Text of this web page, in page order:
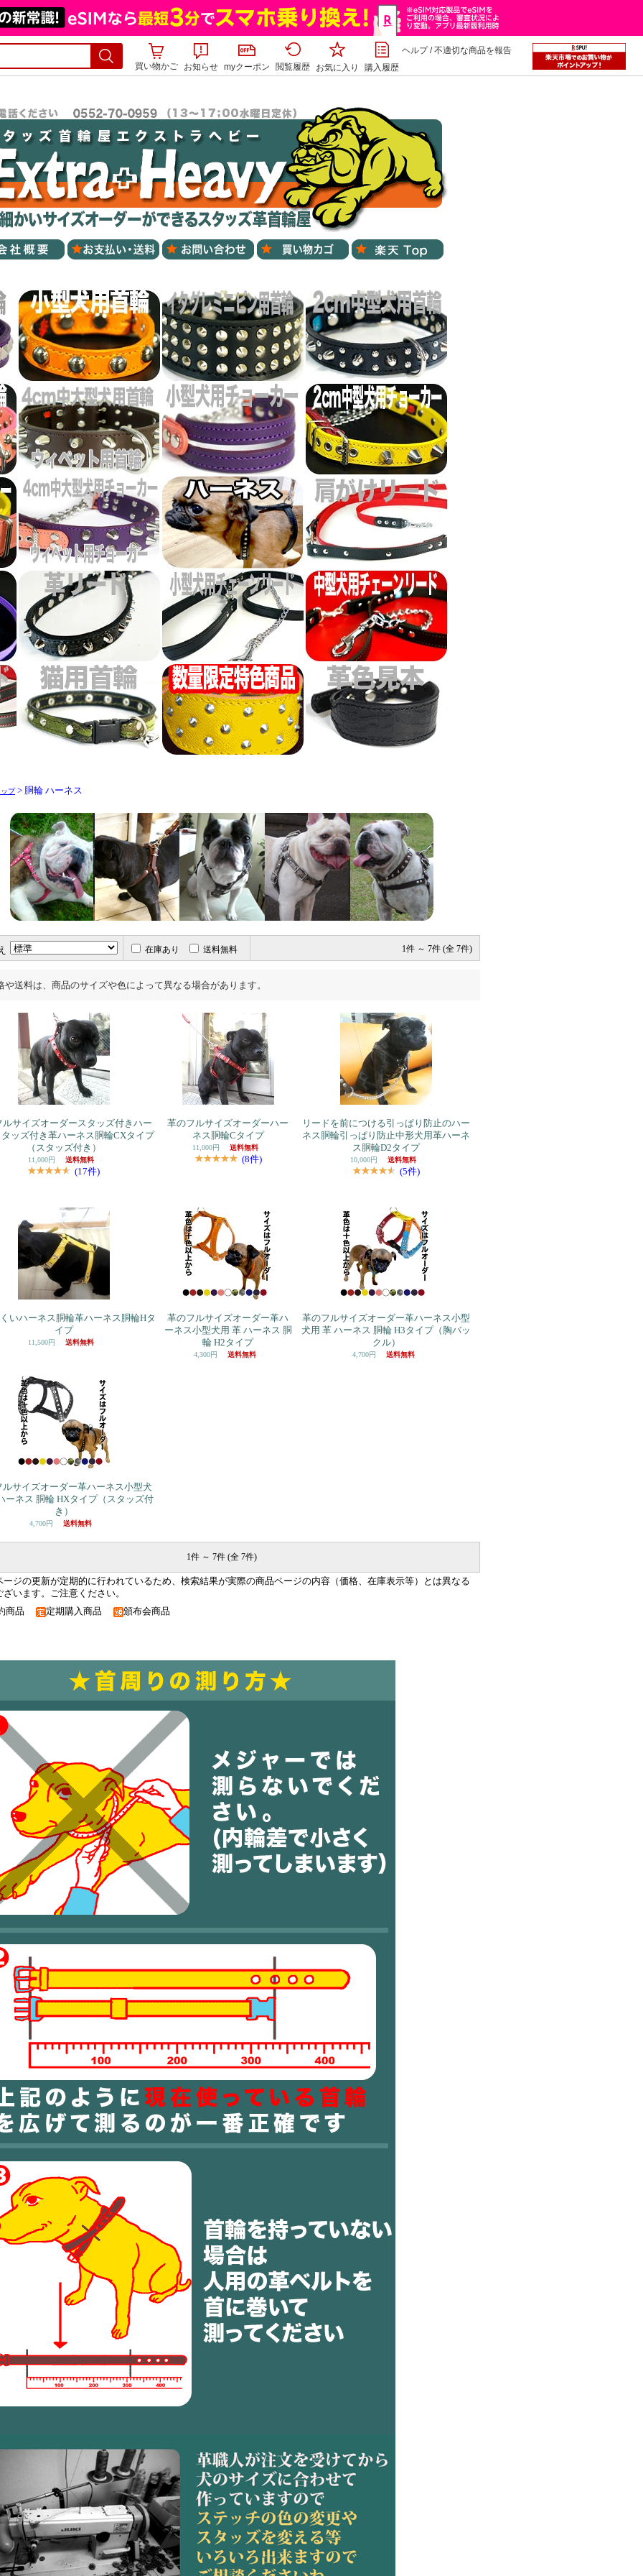
買い物かご お知らせ myクーポン 閲覧履歴 お気に入り 購入履歴
ヘルプ/不適切な商品を報告
プ> 胴輪 ハーネス
在庫あり 送料無料 1件 ～ 7件 (全 7件)
や送料は、商品のサイズや色によって異なる場合があります。
ルサイズオーダースタッズ付きハー
ッズ付き革ハーネス胴輪CXタイプ
（スタッズ付き）
11,000円 送料無料
(17件)
革のフルサイズオーダーハー
ネス胴輪Cタイプ
11,000円 送料無料
(8件)
リードを前につける引っぱり防止のハー
ネス胴輪引っぱり防止中形犬用革ハーネ
ス胴輪D2タイプ
10,000円 送料無料
(5件)
いハーネス胴輪革ハーネス胴輪Hタ
イプ
11,500円 送料無料
革のフルサイズオーダー革ハ
ーネス小型犬用 革 ハーネス 胴
輪 H2タイプ
4,300円 送料無料
革のフルサイズオーダー革ハーネス小型
犬用 革 ハーネス 胴輪 H3タイプ（胸バッ
クル）
4,700円 送料無料
ルサイズオーダー革ハーネス小型犬
ーネス 胴輪 HXタイプ（スタッズ付
き）
4,700円 送料無料
1件 ～ 7件 (全 7件)
ジの更新が定期的に行われているため、検索結果が実際の商品ページの内容（価格、在庫表示等）とは異なる
ざいます。ご注意ください。
商品 定期購入商品 頒布会商品